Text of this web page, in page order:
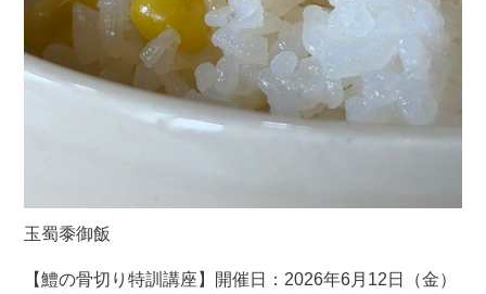
玉蜀黍御飯
【鱧の骨切り特訓講座】開催日：2026年6月12日（金）